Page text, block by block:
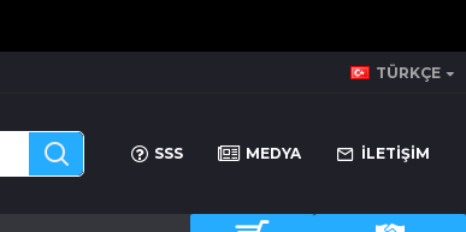
TÜRKÇE
SSS MEDYA İLETİŞİM